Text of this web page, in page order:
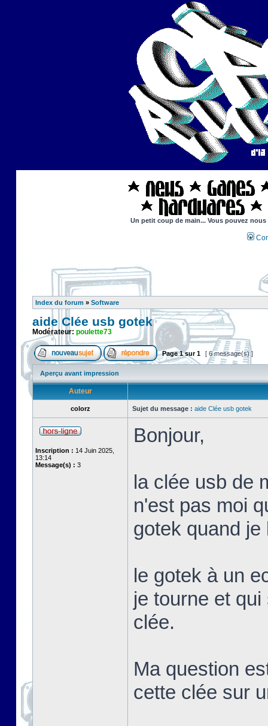
Un petit coup de main... Vous pouvez
Index du forum » Software
aide Clée usb gotek
Modérateur: poulette73
Page1sur1 [ 6 message(s) ]
Aperçu avant impression
Auteur
colorz Sujet du message : aide Clée usb gotek
Inscription : 14 Juin 2025,
13:14
Message(s) : 3
Bonjour,
la clée usb de
n'est pas moi
gotek quand je
le gotek à un
je tourne et
clée.
Ma question
cette clée sur